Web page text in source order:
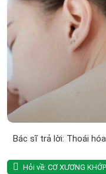
Bác sĩ trả lời: Thoái
Hỏi về: CƠ XƯƠNG KHỚP